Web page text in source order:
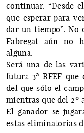
continuar. “Desde
que esperar para
dar un tiempo”. No
Fabregat aún no
alguna.
Será una de las
futura 3ª RFEF
del que sólo el
mientras que del 2º
El ganador se
estas eliminatorias